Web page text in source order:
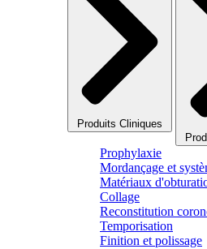
Produits Cliniques
Prophylaxie
Mordançage et
Matériaux
Collage
Reconstitution
Temporisation
Finition et polissage